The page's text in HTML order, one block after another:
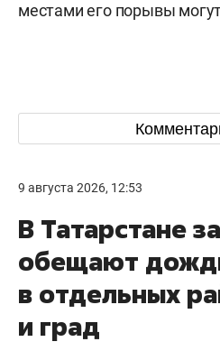
местами его порывы
9 августа 2026, 12:53
В Татарстане
обещают
в отдельных
и град